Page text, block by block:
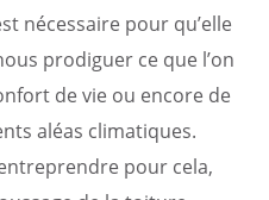
nécessaire pour qu’elle
prodiguer ce que l’on
de vie ou encore de
aléas climatiques.
pour cela,